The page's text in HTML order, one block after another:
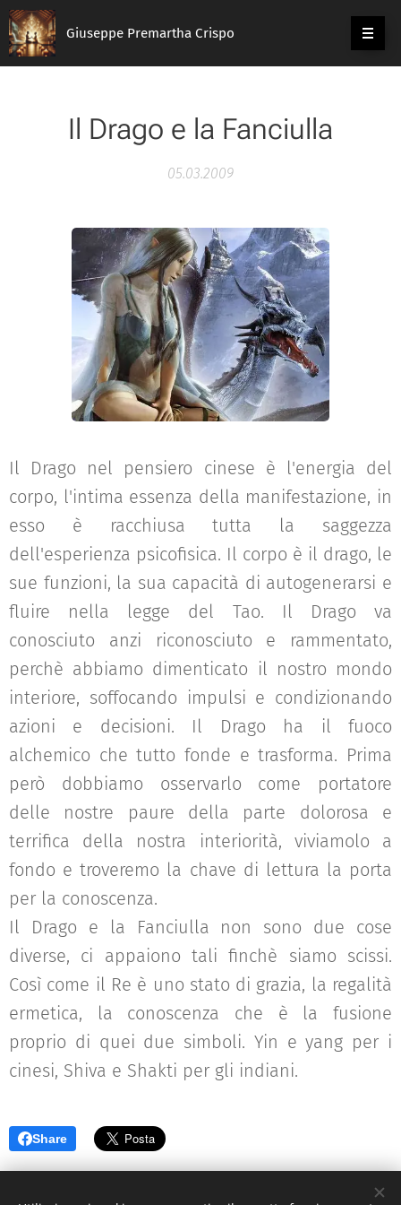
Giuseppe Premartha Crispo
Il Drago e la Fanciulla
05.03.2009
Il Drago nel pensiero cinese è l'energia del
corpo, l'intima essenza della manifestazione, in
esso è racchiusa tutta la saggezza
dell'esperienza psicofisica. Il corpo è il drago, le
sue funzioni, la sua capacità di autogenerarsi e
fluire nella legge del Tao. Il Drago va
conosciuto anzi riconosciuto e rammentato,
perchè abbiamo dimenticato il nostro mondo
interiore, soffocando impulsi e condizionando
azioni e decisioni. Il Drago ha il fuoco
alchemico che tutto fonde e trasforma. Prima
però dobbiamo osservarlo come portatore
delle nostre paure della parte dolorosa e
terrifica della nostra interiorità, viviamolo a
fondo e troveremo la chave di lettura la porta
per la conoscenza.
Il Drago e la Fanciulla non sono due cose
diverse, ci appaiono tali finchè siamo scissi.
Così come il Re è uno stato di grazia, la regalità
ermetica, la conoscenza che è la fusione
proprio di quei due simboli. Yin e yang per i
cinesi, Shiva e Shakti per gli indiani.
Share